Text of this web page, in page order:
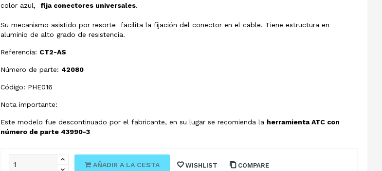
color azul, fija conectores universales.
Su mecanismo asistido por resorte facilita la fijación del conector en el cable. Tiene estructura en
aluminio de alto grado de resistencia.
Referencia: CT2-AS
Número de parte: 42080
Código: PHE016
Nota importante:
Este modelo fue descontinuado por el fabricante, en su lugar se recomienda la herramienta ATC con
número de parte 43990-3
AÑADIR A LA CESTA WISHLIST COMPARE